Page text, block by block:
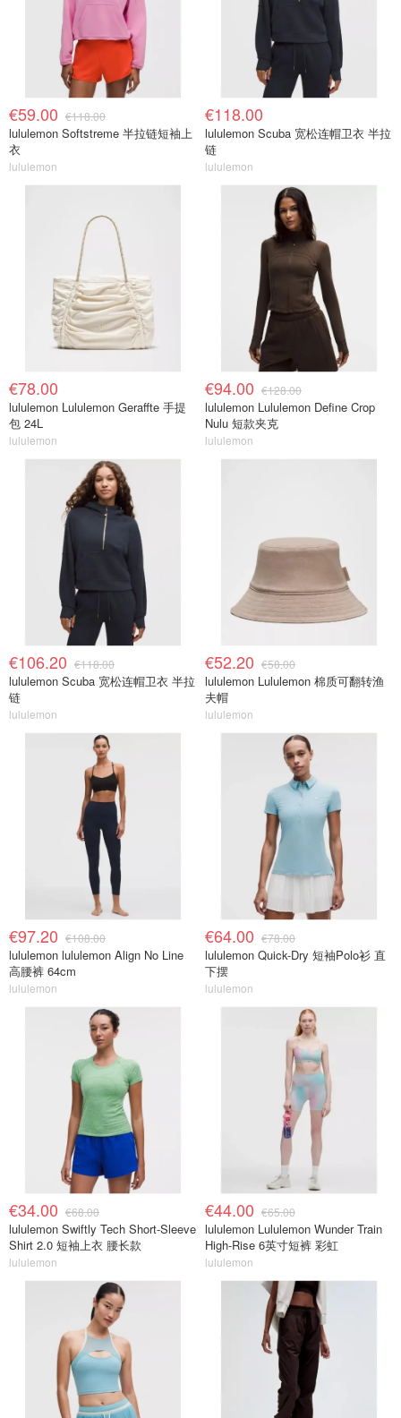
€59.00 €118.00
lululemon Softstreme 半拉链短袖上
衣
lululemon
€118.00
lululemon Scuba 宽松连帽卫衣 半拉
链
lululemon
€78.00
lululemon Lululemon Geraffte 手提
包 24L
lululemon
€94.00 €128.00
lululemon Lululemon Define Crop
Nulu 短款夹克
lululemon
€106.20 €118.00
lululemon Scuba 宽松连帽卫衣 半拉
链
lululemon
€52.20 €58.00
lululemon Lululemon 棉质可翻转渔
夫帽
lululemon
€97.20 €108.00
lululemon lululemon Align No Line
高腰裤 64cm
lululemon
€64.00 €78.00
lululemon Quick-Dry 短袖Polo衫 直
下摆
lululemon
€34.00 €68.00
lululemon Swiftly Tech Short-Sleeve
Shirt 2.0 短袖上衣 腰长款
lululemon
€44.00 €65.00
lululemon Lululemon Wunder Train
High-Rise 6英寸短裤 彩虹
lululemon